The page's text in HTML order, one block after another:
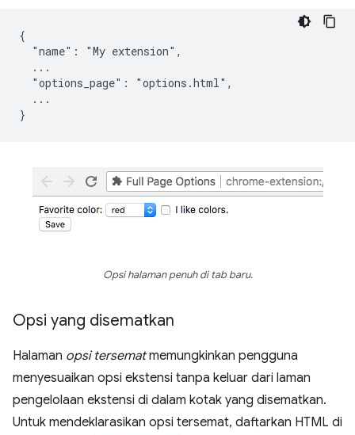
{
  "name": "My extension",
  ...
  "options_page": "options.html",
  ...
Opsi halaman penuh di tab baru.
Opsi yang disematkan
Halaman opsi tersematmemungkinkan pengguna
menyesuaikan opsi ekstensi tanpa keluar dari laman
pengelolaan ekstensi di dalam kotak yang disematkan.
Untuk mendeklarasikan opsi tersemat, daftarkan HTML di